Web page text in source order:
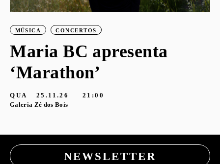
MÚSICA CONCERTOS
Maria BC apresenta
‘Marathon’
QUA 25.11.26
21:00
Galeria Zé dos Bois
NEWSLETTER